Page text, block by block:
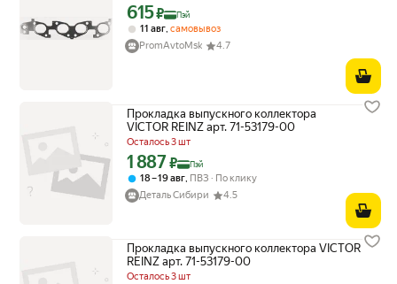
Цена с картой Яндекс Пэй 615 ₽ вместо
615₽ Пэй
11 авг, самовывоз
PromAvtoMsk
4.7
Прокладка выпускного коллектора
VICTOR REINZ арт. 71-53179-00
Осталось 3 шт
Цена с картой Яндекс Пэй 1887 ₽ вместо
1 887₽ Пэй
18 – 19 авг ПВЗ
По клику
Деталь Сибири
4.5
Прокладка выпускного коллектора VICTOR
REINZ арт. 71-53179-00
Осталось 3 шт